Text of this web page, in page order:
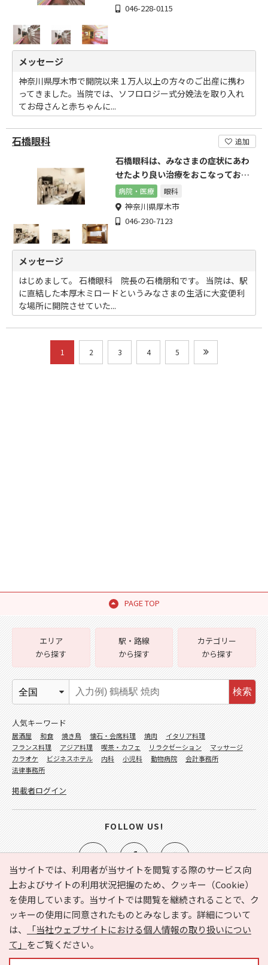
046-228-0115
メッセージ
神奈川県厚木市で開院以来１万人以上の方々のご出産に携わ
ってきました。当院では、ソフロロジー式分娩法を取り入れ
てお母さんと赤ちゃんに...
石橋眼科 追加
石橋眼科は、みなさまの症状にあわ
せたより良い治療をおこなっており
ます
病院・医療 眼科
神奈川県厚木市
046-230-7123
メッセージ
はじめまして。 石橋眼科 院長の石橋朋和です。 当院は、駅
に直結した本厚木ミロードというみなさまの生活に大変便利
な場所に開院させていた...
1 2 3 4 5
PAGE TOP
当サイトでは、利用者が当サイトを閲覧する際のサービス向
上およびサイトの利用状況把握のため、クッキー（Cookie）
を使用しています。当サイトでは閲覧を継続されることで、ク
ッキーの使用に同意されたものとみなします。詳細について
は、
「当社ウェブサイトにおける個人情報の取り扱いについ
て」 をご覧ください。
e-NAVITA（イーナビタ）とは？ お気に入り
ヘルプ
利用規約
個人情報の取り扱いについて
運営会社
サイトマップ
広告掲載に関するお問い合わせ
エリア
から探す
駅・路線
から探す
カテゴリー
から探す
検索
人気キーワード
居酒屋 和食 焼き鳥 懐石・会席料理 焼肉
イタリア料理
フランス料理
アジア料理 喫茶・カフェ リラクゼーション
マッサージ
カラオケ
ビジネスホテル 内科 小児科 動物病院
会計事務所
法律事務所
掲載者ログイン
FOLLOW US!